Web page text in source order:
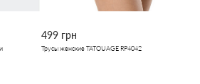
499 грн
Трусы женские TATOUAGE RP4042